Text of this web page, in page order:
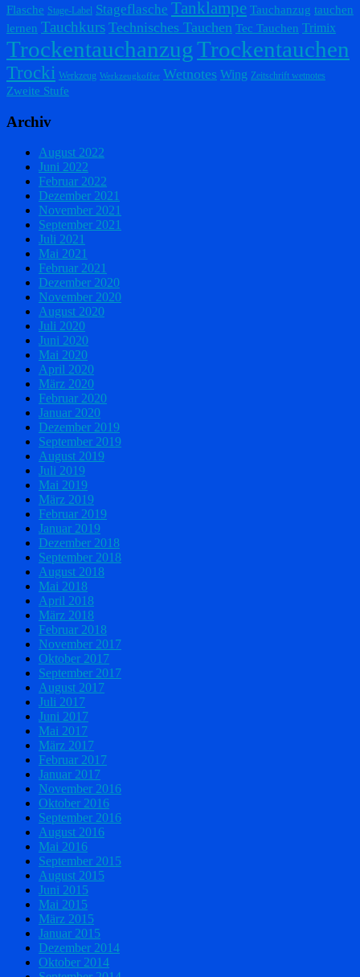
Flasche Stage-Label Stageflasche Tanklampe Tauchanzug tauchen
lernen Tauchkurs Technisches Tauchen Tec Tauchen Trimix
TrockentauchanzugTrockentauchen
Trocki Werkzeug Werkzeugkoffer Wetnotes Wing Zeitschrift wetnotes
Zweite Stufe
Archiv
August 2022
Juni 2022
Februar 2022
Dezember 2021
November 2021
September 2021
Juli 2021
Mai 2021
Februar 2021
Dezember 2020
November 2020
August 2020
Juli 2020
Juni 2020
Mai 2020
April 2020
März 2020
Februar 2020
Januar 2020
Dezember 2019
September 2019
August 2019
Juli 2019
Mai 2019
März 2019
Februar 2019
Januar 2019
Dezember 2018
September 2018
August 2018
Mai 2018
April 2018
März 2018
Februar 2018
November 2017
Oktober 2017
September 2017
August 2017
Juli 2017
Juni 2017
Mai 2017
März 2017
Februar 2017
Januar 2017
November 2016
Oktober 2016
September 2016
August 2016
Mai 2016
September 2015
August 2015
Juni 2015
Mai 2015
März 2015
Januar 2015
Dezember 2014
Oktober 2014